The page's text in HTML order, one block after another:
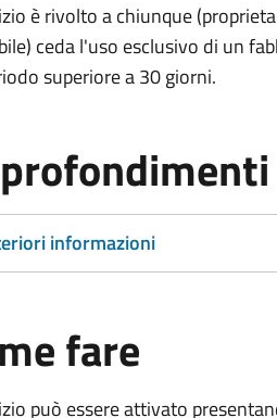
è rivolto a chiunque
ceda l'uso esclusivo di un
superiore a 30 giorni.
informazioni
fare
può essere attivato